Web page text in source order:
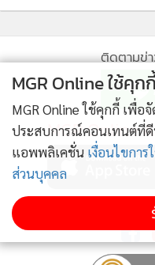
หน้าโกดังเอเชีย ตัดคลองเ
ช่วงถนนมอเตอร์เวย์ ถึงค
ผิวจราจรและทางเท้าตามค
เจริญกรุง จากแยกเฉลิมพัน
ถนนเจริญกรุง ถึงถนนเจริ
ถึงเชิงสะพานสาทร ถนนน
ถึงถนนจันทน์เก่า ซอยนรา
นราธิวาสราชนครินทร์ ถึง
ถนนสาทรใต้ ถึงแยกวิทยุก
ภักดี บริเวณหน้าหมู่บ้านฟิ
ติดตามข่า
MGR Online
ติดต
MGR Online ใช้คุ
MGR Online ใช้คุกกี้ เพื่
ประสบการณ์คอนเทนต์ที่
แอพพลิเคชั่น เงื่อนไขการ
ส่วนบุคคล